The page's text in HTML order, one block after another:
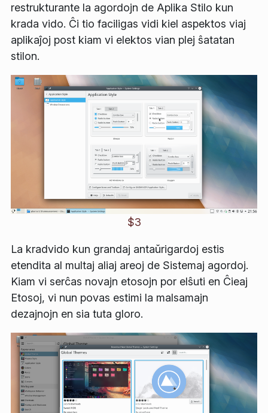
restrukturante la agordojn de Aplika Stilo kun
krada vido. Ĉi tio faciligas vidi kiel aspektos viaj
aplikaĵoj post kiam vi elektos vian plej ŝatatan
stilon.
$3
La kradvido kun grandaj antaŭrigardoj estis
etendita al multaj aliaj areoj de Sistemaj agordoj.
Kiam vi serĉas novajn etosojn por elŝuti en Ĉieaj
Etosoj, vi nun povas estimi la malsamajn
dezajnojn en sia tuta gloro.